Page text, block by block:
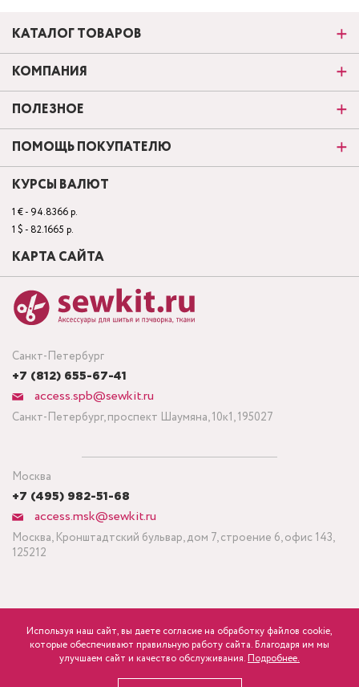
розница Минимальный заказ ткани от 3 метров
Санкт-Петербург
+7 (812) 655-67-41
access.spb@sewkit.ru
Санкт-Петербург, проспект Шаумяна, 10к1, 195027
Москва
+7 (495) 982-51-68
access.msk@sewkit.ru
Москва, Кронштадтский бульвар, дом 7, строение 6, офис 143,
125212
КАТАЛОГ ТОВАРОВ
КОМПАНИЯ
ПОЛЕЗНОЕ
ПОМОЩЬ ПОКУПАТЕЛЮ
КУРСЫ ВАЛЮТ
1 € - 94.8366 р.
1 $ - 82.1665 р.
КАРТА САЙТА
Политика конфиденциальности
ПОДПИСАТЬСЯ НА НОВОСТИ
Используя наш сайт, вы даете согласие на обработку файлов cookie,
которые обеспечивают правильную работу сайта. Благодаря им мы
улучшаем сайт и качество обслуживания. Подробнее.